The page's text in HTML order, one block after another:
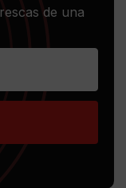
de una